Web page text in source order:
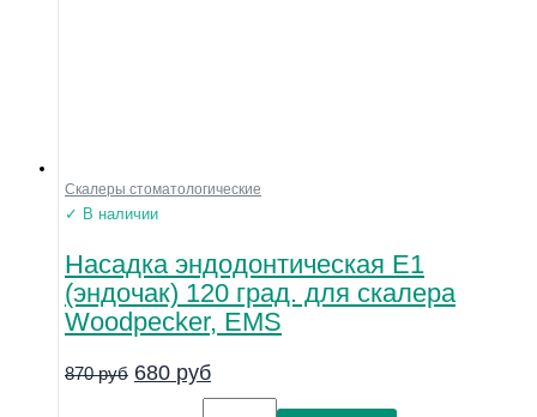
Скалеры стоматологические
✓ В наличии
Насадка эндодонтическая E1
(эндочак) 120 град. для скалера
Woodpecker, EMS
870руб 680 руб